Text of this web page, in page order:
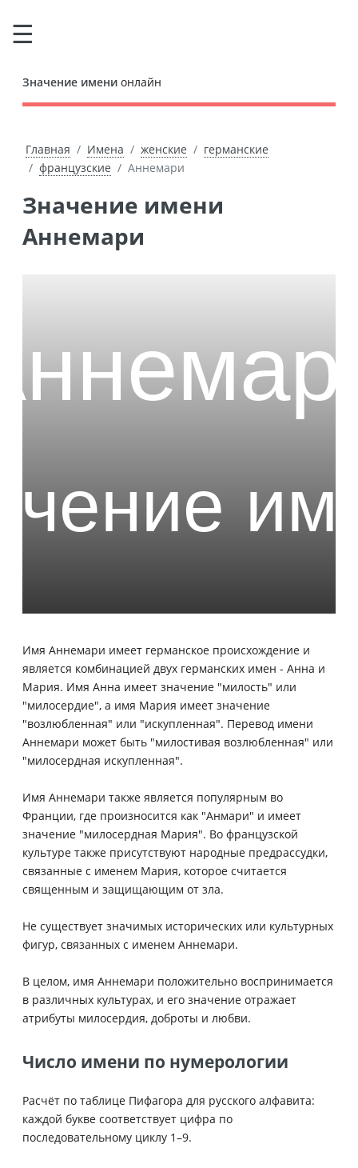
Значение имени онлайн
Главная Имена женские
германские
французские
Аннемари
Значение имени
Аннемари
Имя Аннемари имеет германское происхождение и
является комбинацией двух германских имен - Анна и
Мария. Имя Анна имеет значение "милость" или
"милосердие", а имя Мария имеет значение
"возлюбленная" или "искупленная". Перевод имени
Аннемари может быть "милостивая возлюбленная" или
"милосердная искупленная".
Имя Аннемари также является популярным во
Франции, где произносится как "Анмари" и имеет
значение "милосердная Мария". Во французской
культуре также присутствуют народные предрассудки,
связанные с именем Мария, которое считается
священным и защищающим от зла.
Не существует значимых исторических или культурных
фигур, связанных с именем Аннемари.
В целом, имя Аннемари положительно воспринимается
в различных культурах, и его значение отражает
атрибуты милосердия, доброты и любви.
Число имени по нумерологии
Расчёт по таблице Пифагора для русского алфавита:
каждой букве соответствует цифра по
последовательному циклу 1–9.